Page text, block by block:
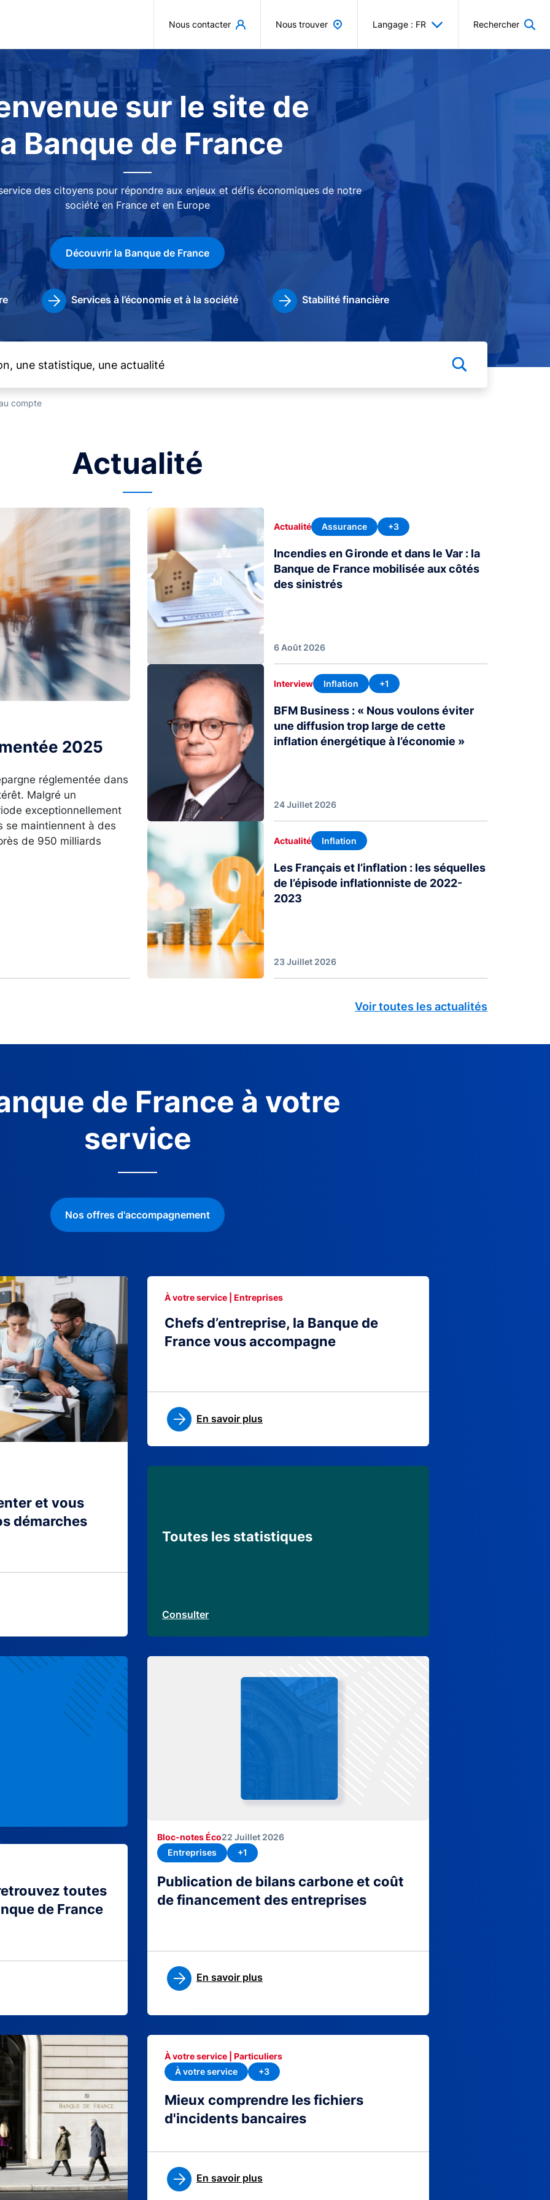
Nous contacter Nous trouver Langage : FR Rechercher
sur le site de
Banque de France
des citoyens pour répondre aux enjeux et défis économiques de notre
société en France et en Europe
Découvrir la Banque de France
Services à l’économie et à la société Stabilité financière
compte
Actualité
2025
réglementée dans
Malgré un
exceptionnellement
se maintiennent à des
de 950 milliards
Image
Actualité Assurance +3
Incendies en Gironde et dans le Var : la
Banque de France mobilisée aux côtés
des sinistrés
6 Août 2026
Interview Inflation +1
BFM Business : « Nous voulons éviter
une diffusion trop large de cette
inflation énergétique à l’économie »
24 Juillet 2026
Image
Actualité Inflation
Les Français et l’inflation : les séquelles
de l’épisode inflationniste de 2022-
2023
23 Juillet 2026
Voir toutes les actualités
de France à votre
service
Nos offres d'accompagnement
et vous
démarches
Chefs d’entreprise, la Banque de
France vous accompagne
À votre service | Entreprises
En savoir plus
Toutes les statistiques
Consulter
Publication de bilans carbone et coût
de financement des entreprises
Bloc-notes Éco22 Juillet 2026
Entreprises
+1
En savoir plus
toutes
de France
Mieux comprendre les fichiers
d'incidents bancaires
À votre service | Particuliers
À votre service
+3
En savoir plus